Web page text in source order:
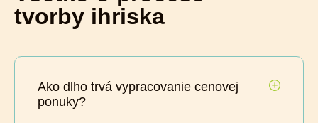
tvorby ihriska
Ako dlho trvá vypracovanie cenovej
ponuky?